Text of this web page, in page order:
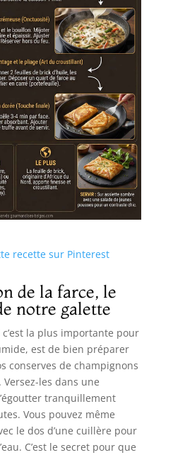
recette sur Pinterest
de la farce, le
notre galette
la plus importante pour
est de bien préparer
conserves de champignons
les dans une
tranquillement
Vous pouvez même
le dos d’une cuillère pour
C’est le secret pour que